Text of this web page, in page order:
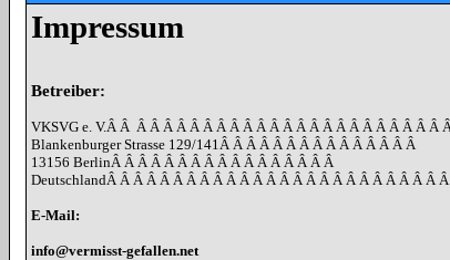
Impressum
Betreiber:
VKSVG e. V.Â Â Â Â Â Â Â Â Â Â Â Â Â Â Â Â Â Â Â Â Â Â Â Â Â
Blankenburger Strasse 129/141Â Â Â Â Â Â Â Â Â Â Â Â Â Â Â
13156 BerlinÂ Â Â Â Â Â Â Â Â Â Â Â Â Â Â Â Â
DeutschlandÂ Â Â Â Â Â Â Â Â Â Â Â Â Â Â Â Â Â Â Â Â Â Â Â Â Â
E-Mail:
info@vermisst-gefallen.net